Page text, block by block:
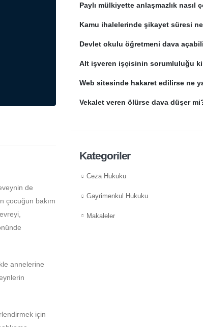
de
çocuğun bakım
annelerine
için
Paylı mülkiyette anlaşmazlık nasıl
Kamu ihalelerinde şikayet süresi
Devlet okulu öğretmeni dava
Alt işveren işçisinin sorumluluğu
Web sitesinde hakaret edilirse ne
Vekalet veren ölürse dava düşer
Kategoriler
Ceza Hukuku
Gayrimenkul Hukuku
Makaleler